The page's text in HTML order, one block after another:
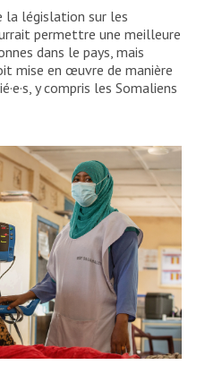
la législation sur les
permettre une meilleure
dans le pays, mais
mise en œuvre de manière
y compris les Somaliens